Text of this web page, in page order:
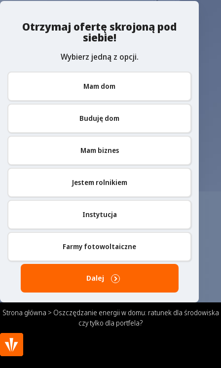
Otrzymaj ofertę skrojoną pod
siebie!
Wybierz jedną z opcji.
Mam dom
Buduję dom
Mam biznes
Jestem rolnikiem
Instytucja
Farmy fotowoltaiczne
Dalej
Strona główna > Oszczędzanie energii w domu: ratunek dla środowiska
czy tylko dla portfela?